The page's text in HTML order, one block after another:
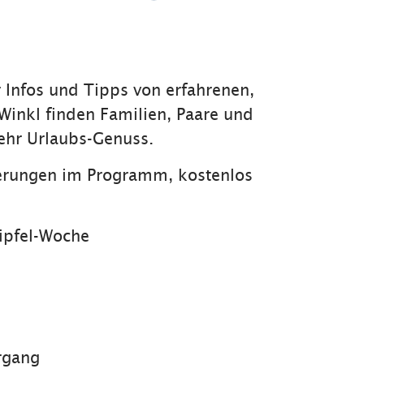
und Tipps von erfahrenen,
finden Familien, Paare und
Urlaubs-Genuss.
im Programm, kostenlos
Woche